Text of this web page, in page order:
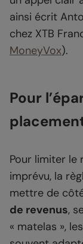
ainsi écrit
chez XTB
MoneyVox).
Pour
Pour limiter le
imprévu, la
mettre de
de revenus,
« matelas », les